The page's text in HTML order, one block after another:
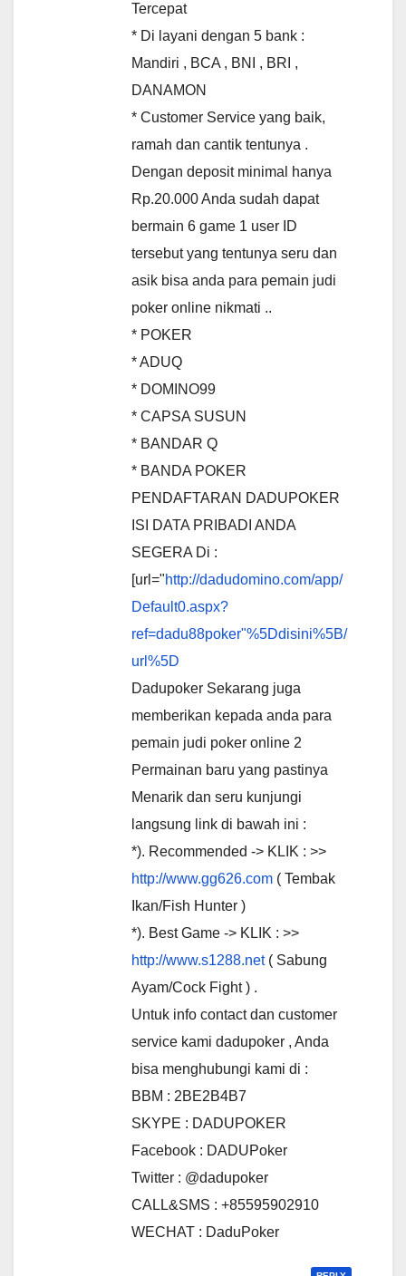
Tercepat
* Di layani dengan 5 bank :
Mandiri , BCA , BNI , BRI ,
DANAMON
* Customer Service yang baik,
ramah dan cantik tentunya .
Dengan deposit minimal hanya
Rp.20.000 Anda sudah dapat
bermain 6 game 1 user ID
tersebut yang tentunya seru dan
asik bisa anda para pemain judi
poker online nikmati ..
* POKER
* ADUQ
* DOMINO99
* CAPSA SUSUN
* BANDAR Q
* BANDA POKER
PENDAFTARAN DADUPOKER
ISI DATA PRIBADI ANDA
SEGERA Di :
[url="http://dadudomino.com/app/
Default0.aspx?
ref=dadu88poker"%5Ddisini%5B/
url%5D
Dadupoker Sekarang juga
memberikan kepada anda para
pemain judi poker online 2
Permainan baru yang pastinya
Menarik dan seru kunjungi
langsung link di bawah ini :
*). Recommended -> KLIK : >>
http://www.gg626.com ( Tembak
Ikan/Fish Hunter )
*). Best Game -> KLIK : >>
http://www.s1288.net( Sabung
Ayam/Cock Fight ) .
Untuk info contact dan customer
service kami dadupoker , Anda
bisa menghubungi kami di :
BBM : 2BE2B4B7
SKYPE : DADUPOKER
Facebook : DADUPoker
Twitter : @dadupoker
CALL&SMS : +85595902910
WECHAT : DaduPoker